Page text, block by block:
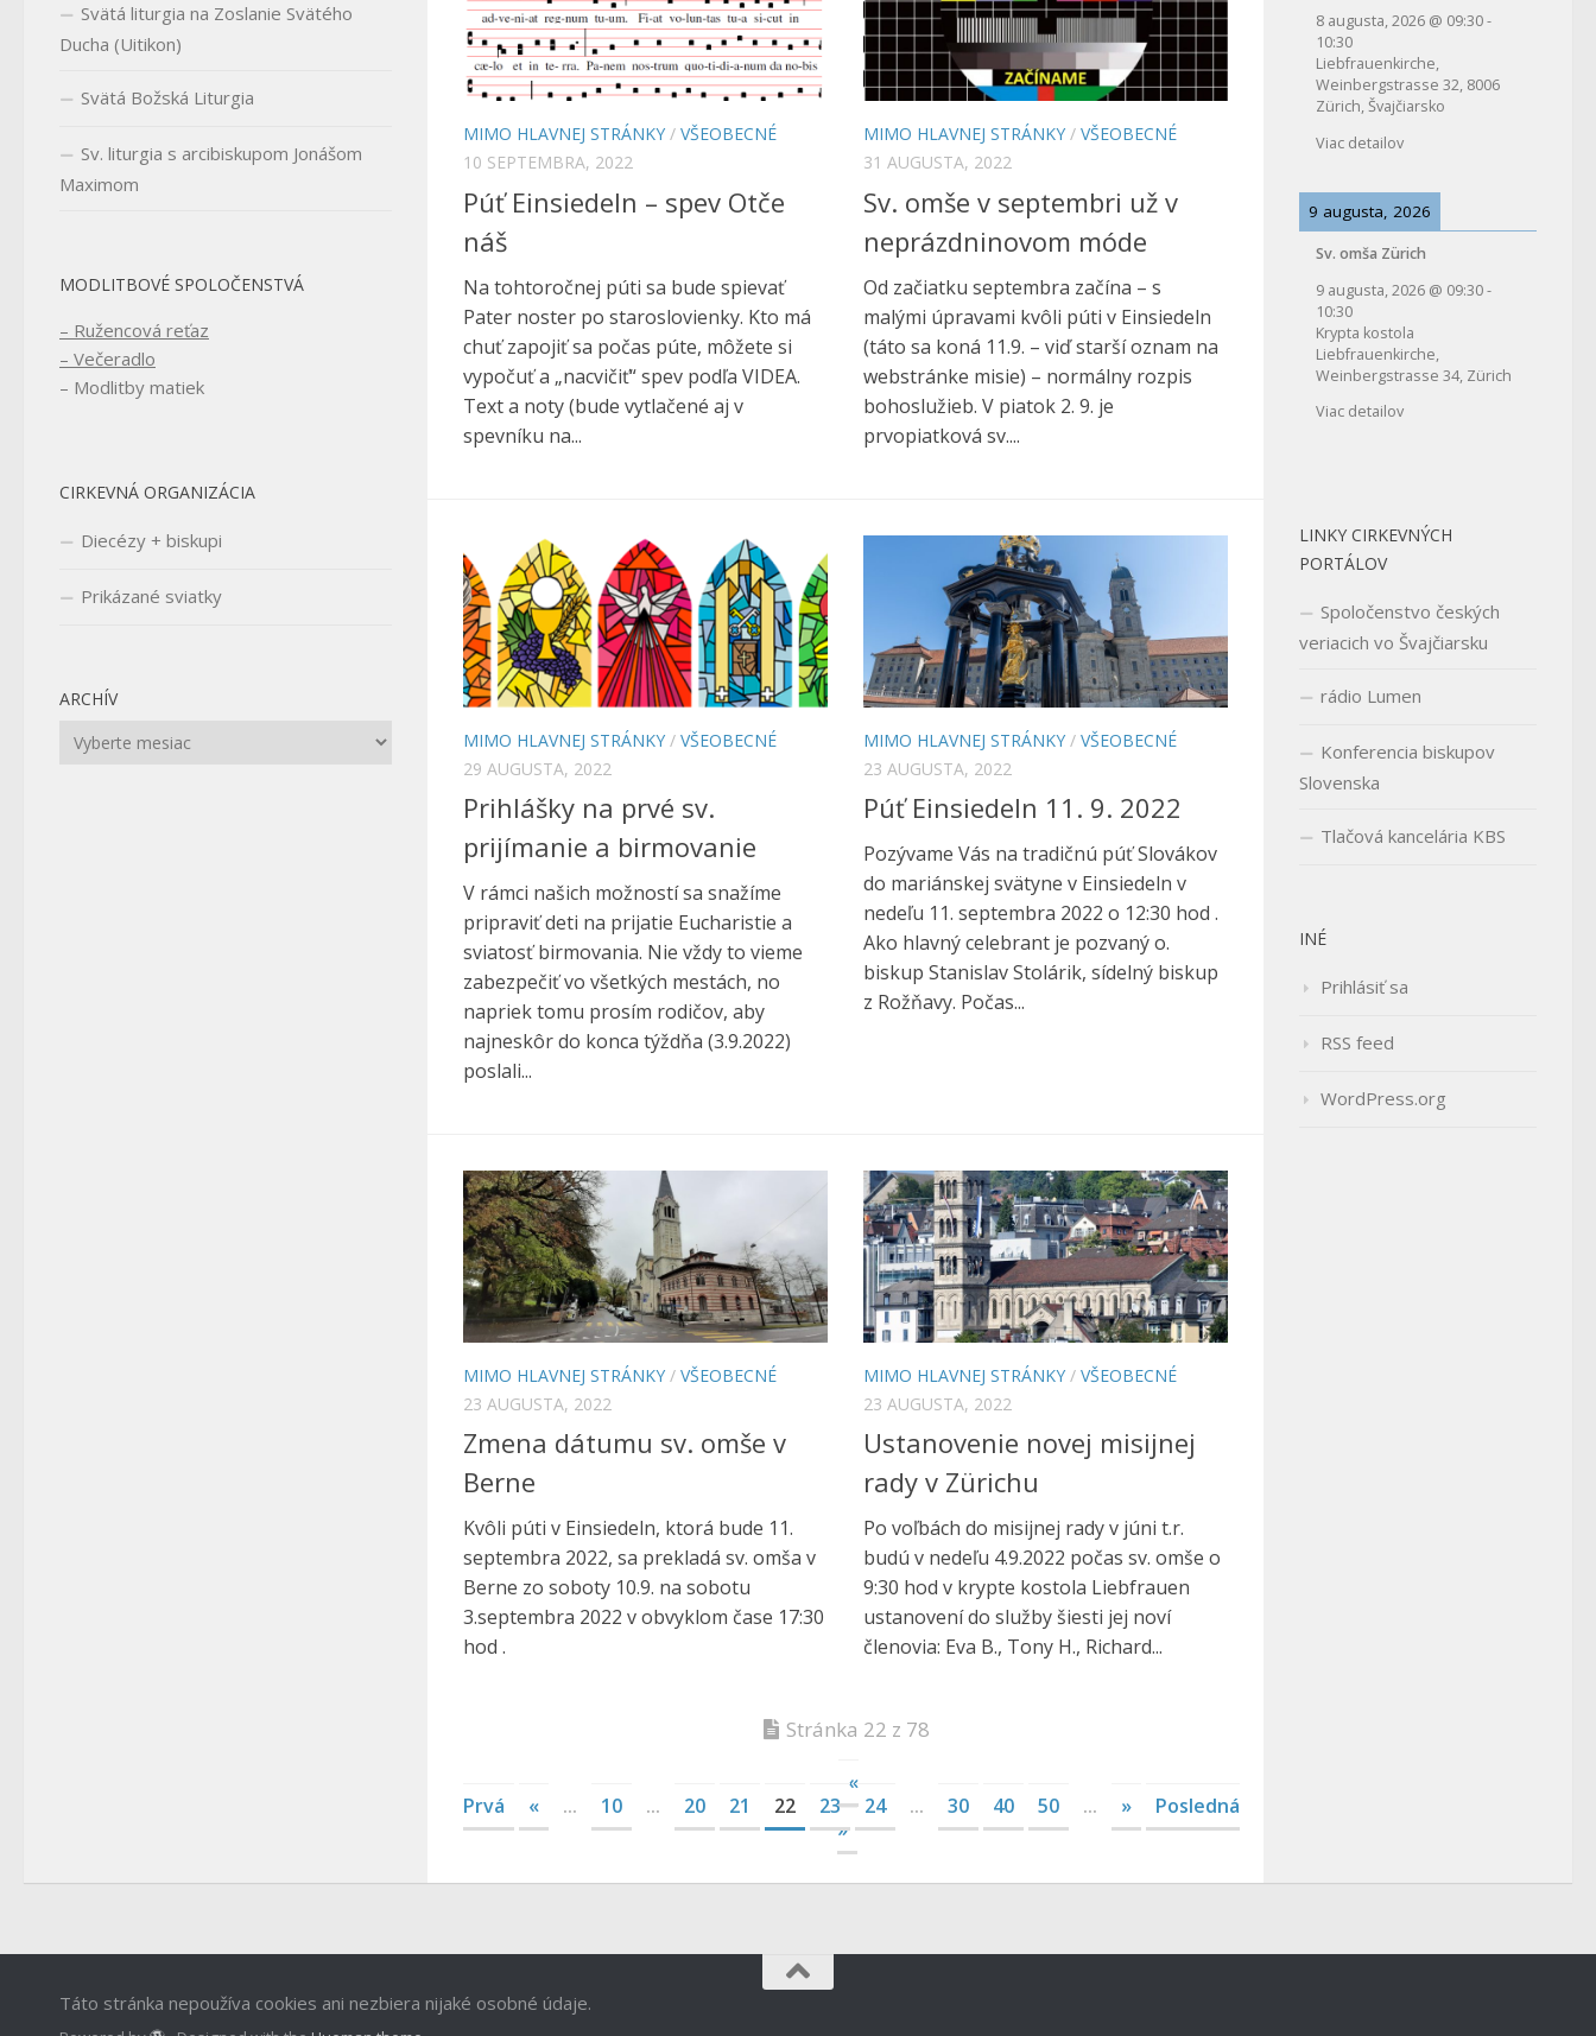
MIMO HLAVNEJ STRÁNKY / VŠEOBECNÉ
10 SEPTEMBRA, 2022
Púť Einsiedeln – spev Otče
náš
Na tohtoročnej púti sa bude spievať
Pater noster po staroslovienky. Kto má
chuť zapojiť sa počas púte, môžete si
vypočuť a „nacvičiť“ spev podľa VIDEA.
Text a noty (bude vytlačené aj v
spevníku na...
MIMO HLAVNEJ STRÁNKY / VŠEOBECNÉ
31 AUGUSTA, 2022
Sv. omše v septembri už v
neprázdninovom móde
Od začiatku septembra začína – s
malými úpravami kvôli púti v Einsiedeln
(táto sa koná 11.9. – viď starší oznam na
webstránke misie) – normálny rozpis
bohoslužieb. V piatok 2. 9. je
prvopiatková sv....
MIMO HLAVNEJ STRÁNKY / VŠEOBECNÉ
29 AUGUSTA, 2022
Prihlášky na prvé sv.
prijímanie a birmovanie
V rámci našich možností sa snažíme
pripraviť deti na prijatie Eucharistie a
sviatosť birmovania. Nie vždy to vieme
zabezpečiť vo všetkých mestách, no
napriek tomu prosím rodičov, aby
najneskôr do konca týždňa (3.9.2022)
poslali...
MIMO HLAVNEJ STRÁNKY / VŠEOBECNÉ
23 AUGUSTA, 2022
Púť Einsiedeln 11. 9. 2022
Pozývame Vás na tradičnú púť Slovákov
do mariánskej svätyne v Einsiedeln v
nedeľu 11. septembra 2022 o 12:30 hod .
Ako hlavný celebrant je pozvaný o.
biskup Stanislav Stolárik, sídelný biskup
z Rožňavy. Počas...
MIMO HLAVNEJ STRÁNKY / VŠEOBECNÉ
23 AUGUSTA, 2022
Zmena dátumu sv. omše v
Berne
Kvôli púti v Einsiedeln, ktorá bude 11.
septembra 2022, sa prekladá sv. omša v
Berne zo soboty 10.9. na sobotu
3.septembra 2022 v obvyklom čase 17:30
hod .
MIMO HLAVNEJ STRÁNKY / VŠEOBECNÉ
23 AUGUSTA, 2022
Ustanovenie novej misijnej
rady v Zürichu
Po voľbách do misijnej rady v júni t.r.
budú v nedeľu 4.9.2022 počas sv. omše o
9:30 hod v krypte kostola Liebfrauen
ustanovení do služby šiesti jej noví
členovia: Eva B., Tony H., Richard...
Stránka 22 z 78
«
Prvá
« ... 10 ... 20 21 22 23 24 ... 30 40 50 ... »
Posledná
»
Svätá liturgia na Zoslanie Svätého
Ducha (Uitikon)
Svätá Božská Liturgia
Sv. liturgia s arcibiskupom Jonášom
Maximom
MODLITBOVÉ SPOLOČENSTVÁ
– Ružencová reťaz
– Večeradlo
– Modlitby matiek
CIRKEVNÁ ORGANIZÁCIA
Diecézy + biskupi
Prikázané sviatky
ARCHÍV
Archív
8 augusta, 2026 @ 09:30-
10:30
Liebfrauenkirche,
Weinbergstrasse 32, 8006
Zürich, Švajčiarsko
Viac detailov
9 augusta, 2026
Sv. omša Zürich
9 augusta, 2026 @ 09:30-
10:30
Krypta kostola
Liebfrauenkirche,
Weinbergstrasse 34, Zürich
Viac detailov
LINKY CIRKEVNÝCH
PORTÁLOV
Spoločenstvo českých
veriacich vo Švajčiarsku
rádio Lumen
Konferencia biskupov
Slovenska
Tlačová kancelária KBS
INÉ
Prihlásiť sa
RSS feed
WordPress.org
Táto stránka nepoužíva cookies ani nezbiera nijaké osobné údaje.